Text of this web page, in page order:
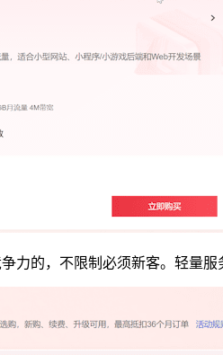
力的，不限制必须新客。轻量服